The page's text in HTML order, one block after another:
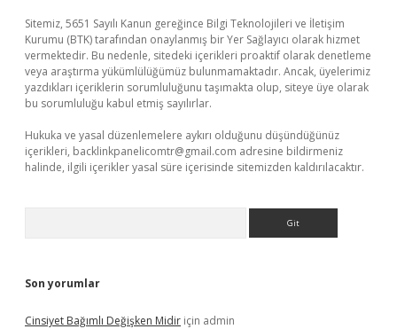
Sitemiz, 5651 Sayılı Kanun gereğince Bilgi Teknolojileri ve İletişim
Kurumu (BTK) tarafından onaylanmış bir Yer Sağlayıcı olarak hizmet
vermektedir. Bu nedenle, sitedeki içerikleri proaktif olarak denetleme
veya araştırma yükümlülüğümüz bulunmamaktadır. Ancak, üyelerimiz
yazdıkları içeriklerin sorumluluğunu taşımakta olup, siteye üye olarak
bu sorumluluğu kabul etmiş sayılırlar.
Hukuka ve yasal düzenlemelere aykırı olduğunu düşündüğünüz
içerikleri, backlinkpanelicomtr@gmail.com adresine bildirmeniz
halinde, ilgili içerikler yasal süre içerisinde sitemizden kaldırılacaktır.
Son yorumlar
Cinsiyet Bağımlı Değişken Midir için admin